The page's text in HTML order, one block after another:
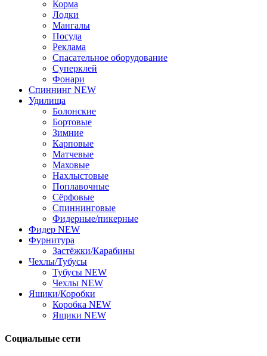
Корма
Лодки
Мангалы
Посуда
Реклама
Спасательное оборудование
Суперклей
Фонари
Спиннинг NEW
Удилища
Болонские
Бортовые
Зимние
Карповые
Матчевые
Маховые
Нахлыстовые
Поплавочные
Сёрфовые
Спиннинговые
Фидерные/пикерные
Фидер NEW
Фурнитура
Застёжки/Карабины
Чехлы/Тубусы
Тубусы NEW
Чехлы NEW
Ящики/Коробки
Коробка NEW
Ящики NEW
Социальные сети